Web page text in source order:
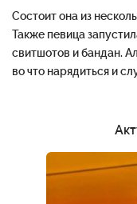
Состоит она из
Также певица
свитшотов и бандан.
во что нарядиться и